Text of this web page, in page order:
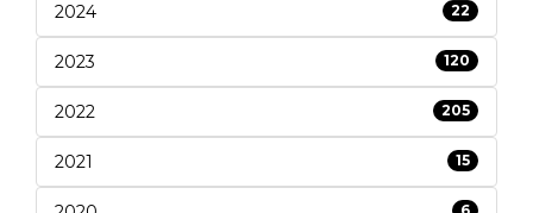
2024 22
2023 120
2022 205
2021 15